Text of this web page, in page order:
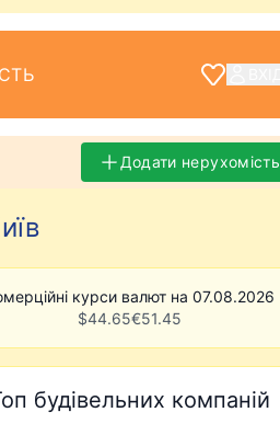
Додати нерухомість
курси валют на 07.08.2026
$44.65€51.45
будівельних компаній